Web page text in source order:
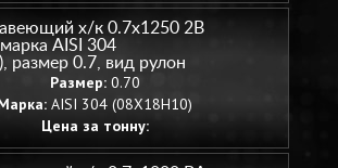
х/к 0.7х1250 2B
AISI 304
размер 0.7, вид рулон
Размер:0.70
AISI 304 (08Х18Н10)
Цена за тонну: